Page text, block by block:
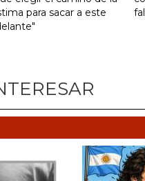
para sacar a este